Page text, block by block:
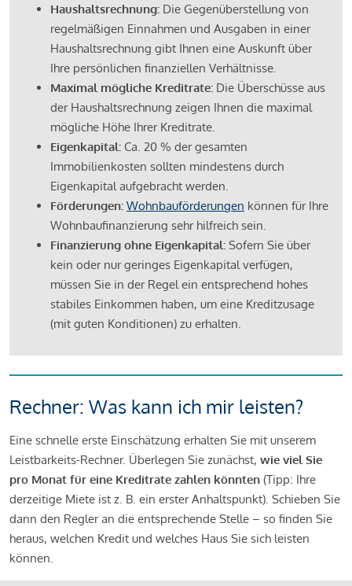
Haushaltsrechnung: Die Gegenüberstellung von
regelmäßigen Einnahmen und Ausgaben in einer
Haushaltsrechnung gibt Ihnen eine Auskunft über
Ihre persönlichen finanziellen Verhältnisse.
Maximal mögliche Kreditrate: Die Überschüsse aus
der Haushaltsrechnung zeigen Ihnen die maximal
mögliche Höhe Ihrer Kreditrate.
Eigenkapital: Ca. 20 % der gesamten
Immobilienkosten sollten mindestens durch
Eigenkapital aufgebracht werden.
Förderungen: Wohnbauförderungen können für Ihre
Wohnbaufinanzierung sehr hilfreich sein.
Finanzierung ohne Eigenkapital: Sofern Sie über
kein oder nur geringes Eigenkapital verfügen,
müssen Sie in der Regel ein entsprechend hohes
stabiles Einkommen haben, um eine Kreditzusage
(mit guten Konditionen) zu erhalten.
Rechner: Was kann ich mir leisten?
Eine schnelle erste Einschätzung erhalten Sie mit unserem
Leistbarkeits-Rechner. Überlegen Sie zunächst, wie viel Sie
pro Monat für eine Kreditrate zahlen könnten (Tipp: Ihre
derzeitige Miete ist z. B. ein erster Anhaltspunkt). Schieben Sie
dann den Regler an die entsprechende Stelle – so finden Sie
heraus, welchen Kredit und welches Haus Sie sich leisten
können.